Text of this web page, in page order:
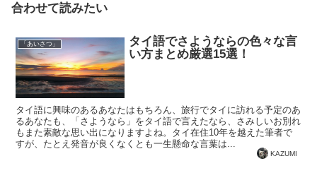
合わせて読みたい
「あいさつ」
タイ語でさようならの色々な言
い方まとめ厳選15選！
タイ語に興味のあるあなたはもちろん、旅行でタイに訪れる予定のあ
るあなたも、「さようなら」をタイ語で言えたなら、さみしいお別れ
もまた素敵な思い出になりますよね。タイ在住10年を越えた筆者で
すが、たとえ発音が良くなくとも一生懸命な言葉は...
KAZUMI